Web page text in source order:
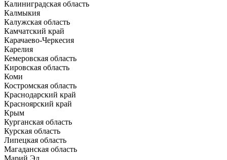
Калиниградская область
Калмыкия
Калужская область
Камчатский край
Карачаево-Черкесия
Карелия
Кемеровская область
Кировская область
Коми
Костромская область
Краснодарский край
Красноярский край
Крым
Курганская область
Курская область
Липецкая область
Магаданская область
Марий Эл